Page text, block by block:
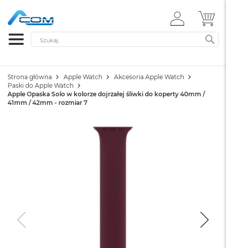
ZALOGUJ
SIĘ
Szukaj
Strona główna Apple Watch
Akcesoria Apple Watch
Paski do Apple Watch
Apple Opaska Solo w kolorze dojrzałej śliwki do koperty 40mm /
41mm / 42mm - rozmiar 7